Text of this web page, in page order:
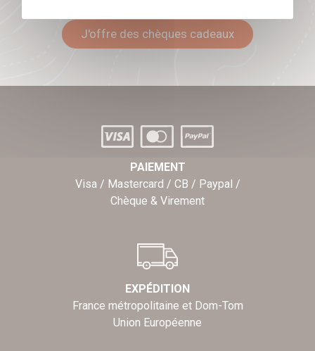
J'offre des chèques cadeaux
PAIEMENT
Visa / Mastercard / CB / Paypal /
Chèque & Virement
EXPÉDITION
France métropolitaine et Dom-Tom
Union Européenne